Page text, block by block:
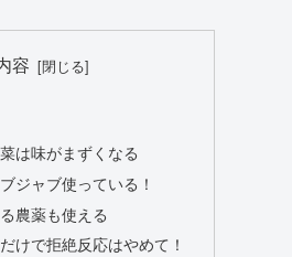
容
は味がまずくなる
ジャブ使っている！
農薬も使える
けで拒絶反応はやめて！